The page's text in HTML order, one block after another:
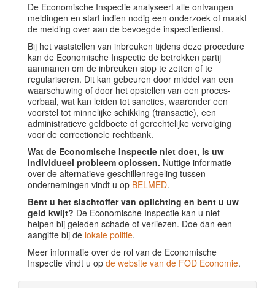
De Economische Inspectie analyseert alle ontvangen
meldingen en start indien nodig een onderzoek of maakt
de melding over aan de bevoegde inspectiedienst.
Bij het vaststellen van inbreuken tijdens deze procedure
kan de Economische Inspectie de betrokken partij
aanmanen om de inbreuken stop te zetten of te
regulariseren. Dit kan gebeuren door middel van een
waarschuwing of door het opstellen van een proces-
verbaal, wat kan leiden tot sancties, waaronder een
voorstel tot minnelijke schikking (transactie), een
administratieve geldboete of gerechtelijke vervolging
voor de correctionele rechtbank.
Wat de Economische Inspectie niet doet, is uw
individueel probleem oplossen. Nuttige informatie
over de alternatieve geschillenregeling tussen
ondernemingen vindt u op BELMED.
Bent u het slachtoffer van oplichting en bent u uw
geld kwijt? De Economische Inspectie kan u niet
helpen bij geleden schade of verliezen. Doe dan een
aangifte bij de lokale politie.
Meer informatie over de rol van de Economische
Inspectie vindt u op de website van de FOD Economie.